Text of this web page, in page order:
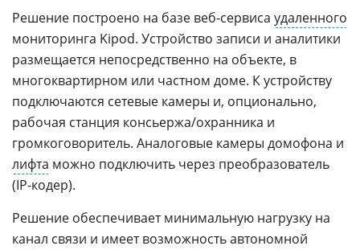
Решение построено на базе веб-сервиса удаленного
мониторинга Kipod. Устройство записи и аналитики
размещается непосредственно на объекте, в
многоквартирном или частном доме. К устройству
подключаются сетевые камеры и, опционально,
рабочая станция консьержа/охранника и
громкоговоритель. Аналоговые камеры домофона и
лифта можно подключить через преобразователь
(IP-кодер).
Решение обеспечивает минимальную нагрузку на
канал связи и имеет возможность автономной